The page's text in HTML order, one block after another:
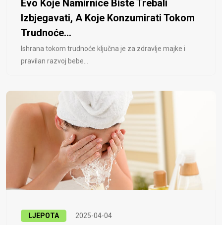
Evo Koje Namirnice Biste Trebali
Izbjegavati, A Koje Konzumirati Tokom
Trudnoće...
Ishrana tokom trudnoće ključna je za zdravlje majke i
pravilan razvoj bebe...
LJEPOTA 2025-04-04